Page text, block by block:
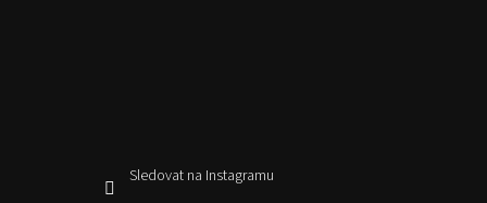
Sledovat na Instagramu